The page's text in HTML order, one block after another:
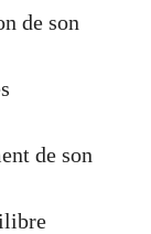
de son
de son